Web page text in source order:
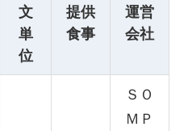
文
単
位
提供
食事
運営
会社
ＳＯ
ＭＰ